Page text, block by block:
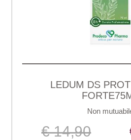
LEDUM DS
Non
€ 14,90